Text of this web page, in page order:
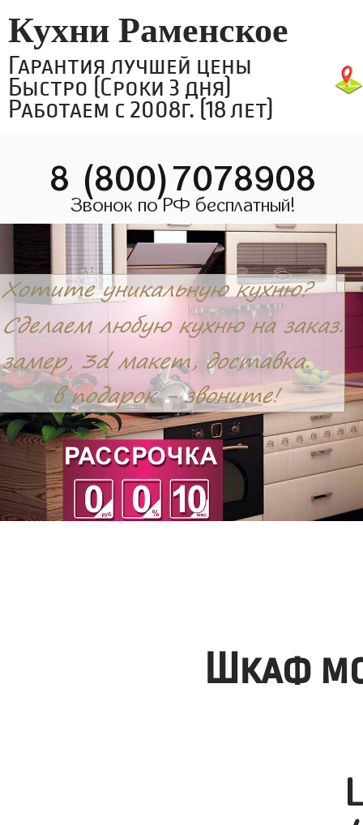
Кухни Раменское
Гарантия лучшей цены
Быстро (Сроки 3 дня)
Работаем с 2008г. (18 лет)
8 (800)7078908
Звонок по РФ бесплатный!
Шкаф